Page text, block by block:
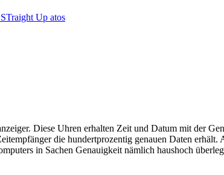
STraight Up atos
Diese Uhren erhalten Zeit und Datum mit der
die hundertprozentig genauen Daten
in Sachen Genauigkeit nämlich haushoch